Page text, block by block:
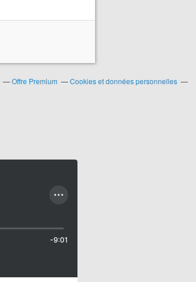
Offre Premium
Cookies et données personnelles
-9:01